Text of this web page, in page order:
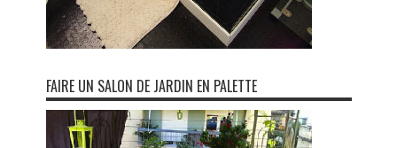
FAIRE UN SALON DE JARDIN EN PALETTE